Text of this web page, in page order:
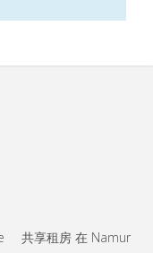
共享租房 在 Namur